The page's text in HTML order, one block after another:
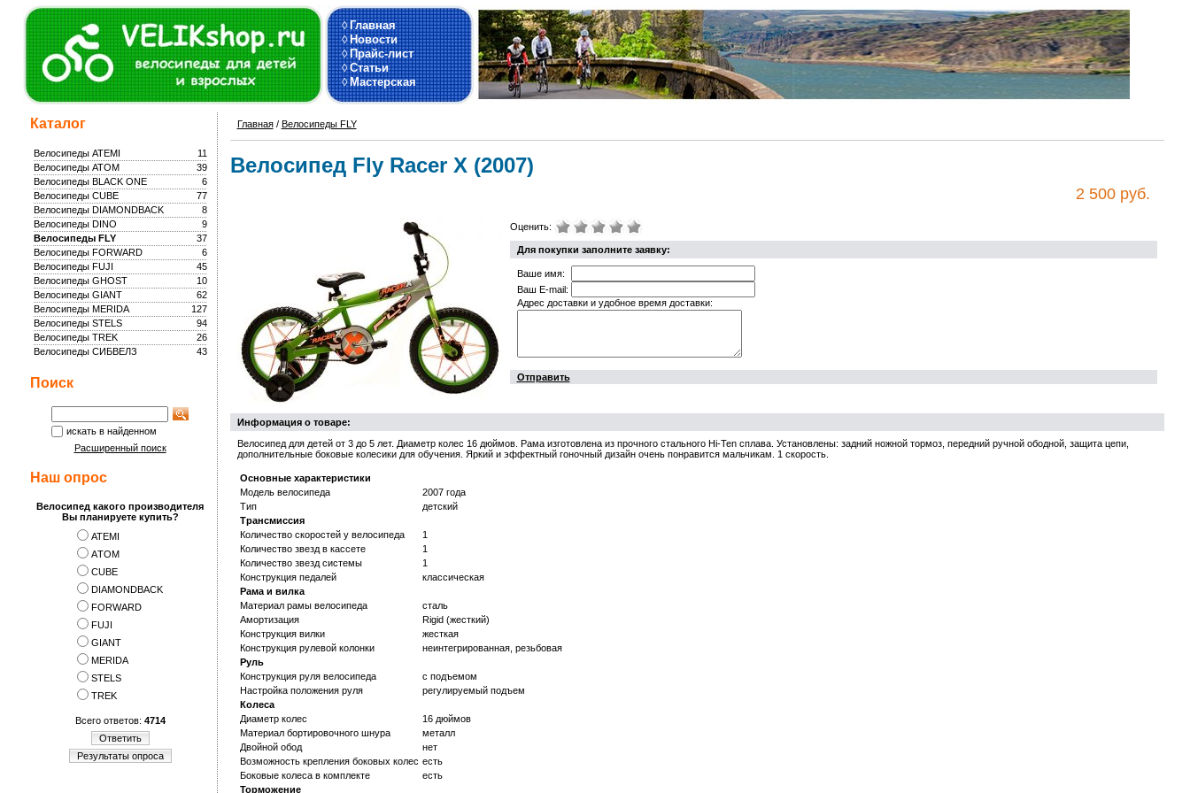
◊Главная
◊Новости
◊Прайс-лист
◊Статьи
◊Мастерская
Каталог
11
Велосипеды ATEMI
39
Велосипеды ATOM
6
Велосипеды BLACK ONE
77
Велосипеды CUBE
8
Велосипеды DIAMONDBACK
9
Велосипеды DINO
37
Велосипеды FLY
6
Велосипеды FORWARD
45
Велосипеды FUJI
10
Велосипеды GHOST
62
Велосипеды GIANT
127
Велосипеды MERIDA
94
Велосипеды STELS
26
Велосипеды TREK
43
Велосипеды СИБВЕЛЗ
Поиск
искать в найденном
Расширенный поиск
Наш опрос
Велосипед какого производителя
Вы планируете купить?
ATEMI
АTOM
CUBE
DIAMONDBACK
FORWARD
FUJI
GIANT
MERIDA
STELS
TREK
Всего ответов: 4714
Ответить
Результаты опроса
Главная/ Велосипеды FLY
Велосипед Fly Racer X (2007)
2 500 руб.
Оценить:
Для покупки заполните заявку:
Ваше имя:
Ваш E-mail:
Адрес доставки и удобное время доставки:
Отправить
Информация о товаре:
Велосипед для детей от 3 до 5 лет. Диаметр колес 16 дюймов. Рама изготовлена из прочного стального Hi-Ten сплава. Установлены: задний ножной тормоз, передний ручной ободной, защита цепи,
дополнительные боковые колесики для обучения. Яркий и эффектный гоночный дизайн очень понравится мальчикам. 1 скорость.
Основные характеристики
Модель велосипеда
2007 года
Тип
детский
Трансмиссия
Количество скоростей у велосипеда
1
Количество звезд в кассете
1
Количество звезд системы
1
Конструкция педалей
классическая
Рама и вилка
Материал рамы велосипеда
сталь
Амортизация
Rigid (жесткий)
Конструкция вилки
жесткая
Конструкция рулевой колонки
неинтегрированная, резьбовая
Руль
Конструкция руля велосипеда
с подъемом
Настройка положения руля
регулируемый подъем
Колеса
Диаметр колес
16 дюймов
Материал бортировочного шнура
металл
Двойной обод
нет
Возможность крепления боковых колес есть
Боковые колеса в комплекте
есть
Торможение